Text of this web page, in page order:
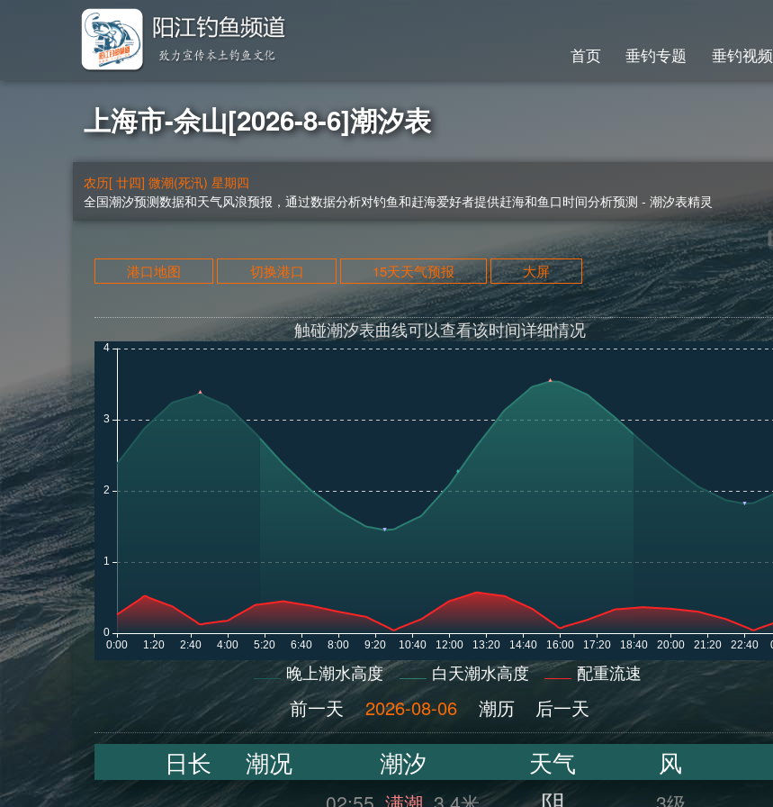
首页 垂钓专题 垂钓视频
上海市-佘山[2026-8-6]潮汐表
农历[ 廿四] 微潮(死汛) 星期四
全国潮汐预测数据和天气风浪预报，通过数据分析对钓鱼和赶海爱好者提供赶海和鱼口时间分析预测 - 潮汐表精灵
港口地图 切换港口 15天天气预报 大屏
触碰潮汐表曲线可以查看该时间详细情况
晚上潮水高度 白天潮水高度 配重流速
前一天 2026-08-06 潮历 后一天
日长 潮况 潮汐 天气 风